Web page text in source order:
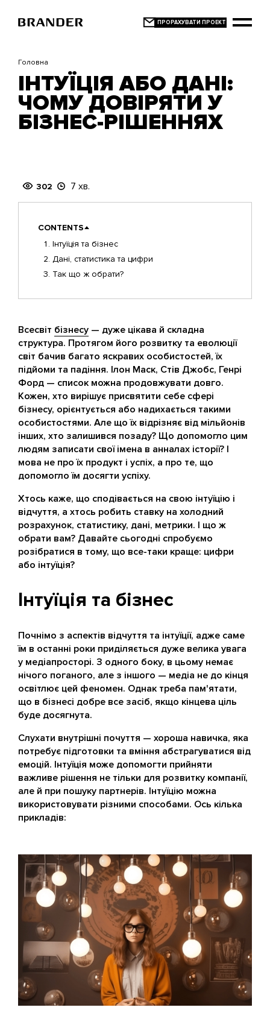
основного
Головна
ІНТУЇЦІЯ АБО ДАНІ:
ЧОМУ ДОВІРЯТИ У
БІЗНЕС-РІШЕННЯХ
302 7 хв.
CONTENTS
Інтуїція та бізнес
Дані, статистика та цифри
Так що ж обрати?
Всесвіт бізнесу — дуже цікава й складна
структура. Протягом його розвитку та еволюції
світ бачив багато яскравих особистостей, їх
підйоми та падіння. Ілон Маск, Стів Джобс, Генрі
Форд — список можна продовжувати довго.
Кожен, хто вирішує присвятити себе сфері
бізнесу, орієнтується або надихається такими
особистостями. Але що їх відрізняє від мільйонів
інших, хто залишився позаду? Що допомогло цим
людям записати свої імена в анналах історії? І
мова не про їх продукт і успіх, а про те, що
допомогло їм досягти успіху.
Хтось каже, що сподівається на свою інтуїцію і
відчуття, а хтось робить ставку на холодний
розрахунок, статистику, дані, метрики. І що ж
обрати вам? Давайте сьогодні спробуємо
розібратися в тому, що все-таки краще: цифри
або інтуїція?
Інтуїція та бізнес
Почнімо з аспектів відчуття та інтуїції, адже саме
їм в останні роки приділяється дуже велика увага
у медіапросторі. З одного боку, в цьому немає
нічого поганого, але з іншого — медіа не до кінця
освітлює цей феномен. Однак треба пам'ятати,
що в бізнесі добре все засіб, якщо кінцева ціль
буде досягнута.
Слухати внутрішні почуття — хороша навичка, яка
потребує підготовки та вміння абстрагуватися від
емоцій. Інтуїція може допомогти прийняти
важливе рішення не тільки для розвитку компанії,
але й при пошуку партнерів. Інтуїцію можна
використовувати різними способами. Ось кілька
прикладів: